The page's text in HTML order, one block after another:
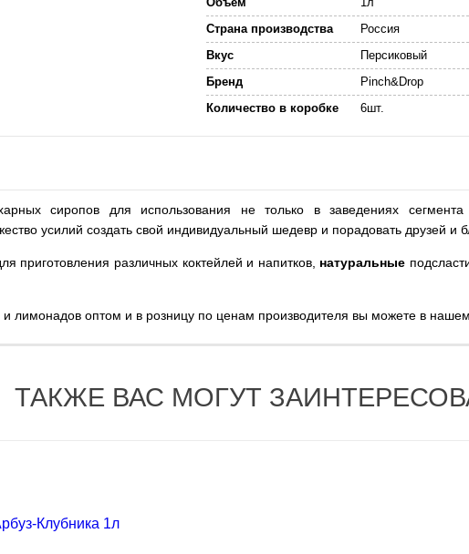
Страна производства
Россия
Вкус
Персиковый
Бренд
Pinch&Drop
Количество в коробке
6шт.
сиропов для использования не только в заведениях
усилий создать свой индивидуальный шедевр и порадовать друзей и
приготовления различных коктейлей и напитков, натуральные
лимонадов оптом и в розницу по ценам производителя вы можете в
ТАКЖЕ ВАС МОГУТ
Клубника 1л